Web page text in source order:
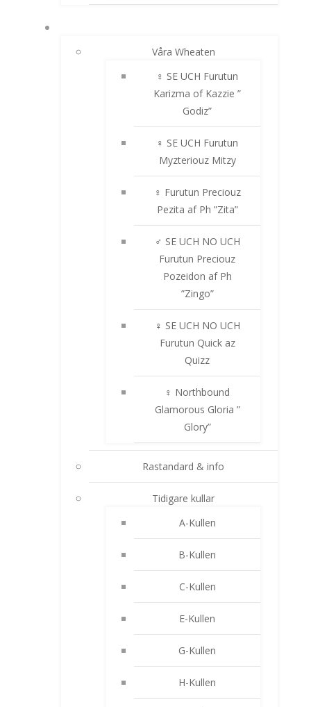
Våra Wheaten
♀ SE UCH Furutun
Karizma of Kazzie ”
Godiz”
♀ SE UCH Furutun
Myzteriouz Mitzy
♀ Furutun Preciouz
Pezita af Ph ”Zita”
♂ SE UCH NO UCH
Furutun Preciouz
Pozeidon af Ph
”Zingo”
♀ SE UCH NO UCH
Furutun Quick az
Quizz
♀ Northbound
Glamorous Gloria ”
Glory”
Rastandard & info
Tidigare kullar
A-Kullen
B-Kullen
C-Kullen
E-Kullen
G-Kullen
H-Kullen